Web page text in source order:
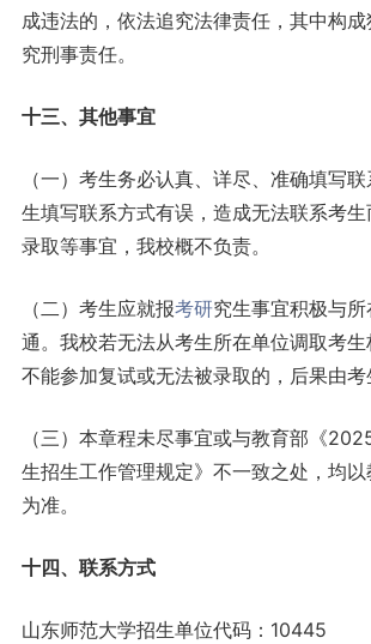
成违法的，依法追究法律责任，其中构
究刑事责任。
十三、其他事宜
（一）考生务必认真、详尽、准确填写
生填写联系方式有误，造成无法联系考
录取等事宜，我校概不负责。
（二）考生应就报考研究生事宜积极与
通。我校若无法从考生所在单位调取考
不能参加复试或无法被录取的，后果由考
（三）本章程未尽事宜或与教育部《
生招生工作管理规定》不一致之处，均
为准。
十四、联系方式
山东师范大学招生单位代码：10445